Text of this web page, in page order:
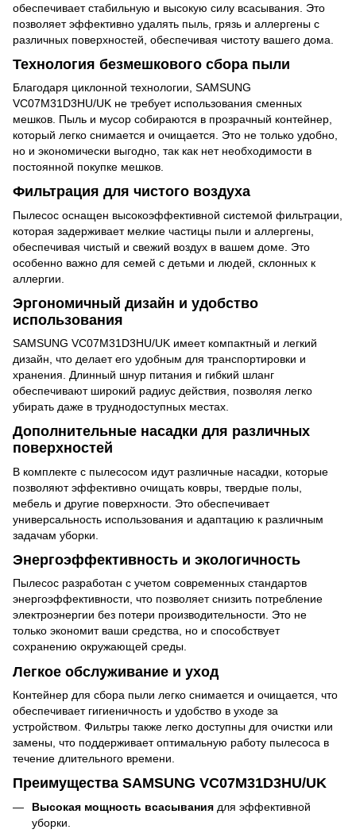
обеспечивает стабильную и высокую силу всасывания. Это
позволяет эффективно удалять пыль, грязь и аллергены с
различных поверхностей, обеспечивая чистоту вашего дома.
Технология безмешкового сбора пыли
Благодаря циклонной технологии, SAMSUNG
VC07M31D3HU/UK не требует использования сменных
мешков. Пыль и мусор собираются в прозрачный контейнер,
который легко снимается и очищается. Это не только удобно,
но и экономически выгодно, так как нет необходимости в
постоянной покупке мешков.
Фильтрация для чистого воздуха
Пылесос оснащен высокоэффективной системой фильтрации,
которая задерживает мелкие частицы пыли и аллергены,
обеспечивая чистый и свежий воздух в вашем доме. Это
особенно важно для семей с детьми и людей, склонных к
аллергии.
Эргономичный дизайн и удобство
использования
SAMSUNG VC07M31D3HU/UK имеет компактный и легкий
дизайн, что делает его удобным для транспортировки и
хранения. Длинный шнур питания и гибкий шланг
обеспечивают широкий радиус действия, позволяя легко
убирать даже в труднодоступных местах.
Дополнительные насадки для различных
поверхностей
В комплекте с пылесосом идут различные насадки, которые
позволяют эффективно очищать ковры, твердые полы,
мебель и другие поверхности. Это обеспечивает
универсальность использования и адаптацию к различным
задачам уборки.
Энергоэффективность и экологичность
Пылесос разработан с учетом современных стандартов
энергоэффективности, что позволяет снизить потребление
электроэнергии без потери производительности. Это не
только экономит ваши средства, но и способствует
сохранению окружающей среды.
Легкое обслуживание и уход
Контейнер для сбора пыли легко снимается и очищается, что
обеспечивает гигиеничность и удобство в уходе за
устройством. Фильтры также легко доступны для очистки или
замены, что поддерживает оптимальную работу пылесоса в
течение длительного времени.
Преимущества SAMSUNG VC07M31D3HU/UK
Высокая мощность всасывания для эффективной
уборки.